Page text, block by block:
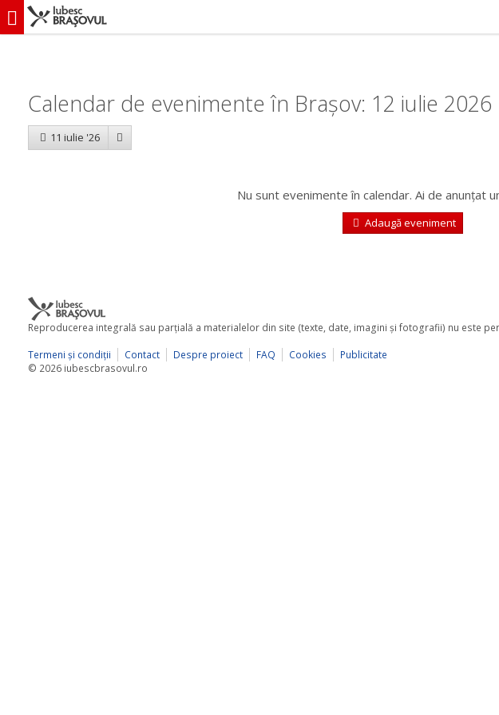
iubescbraşovul.ro
Calendar de evenimente în Brașov: 12 iulie 2026
11 iulie '26
Nu sunt evenimente în calendar. Ai de anunțat
Adaugă eveniment
Reproducerea integrală sau parţială a materialelor din site (texte, date, imagini şi fotografii) nu este
Termeni şi condiţii
Contact Despre proiect FAQ Cookies
Publicitate
© 2026 iubescbrasovul.ro